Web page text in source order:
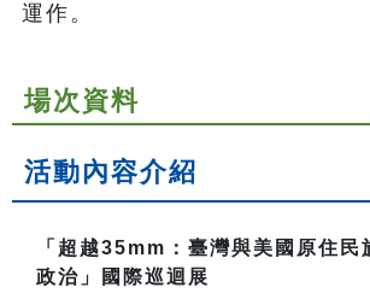
運作。
場次資料
活動內容介紹
「超越35mm：臺灣與美國原住民
政治」國際巡迴展